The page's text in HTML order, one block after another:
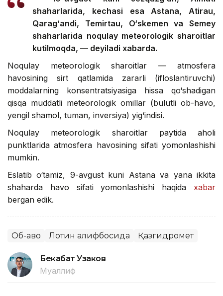
shaharlarida, kechasi esa Astana, Atirau,
Qarag‘andi, Temirtau, O‘skemen va Semey
shaharlarida noqulay meteorologik sharoitlar
kutilmoqda, — deyiladi xabarda.
Noqulay meteorologik sharoitlar — atmosfera
havosining sirt qatlamida zararli (ifloslantiruvchi)
moddalarning konsentratsiyasiga hissa qo‘shadigan
qisqa muddatli meteorologik omillar (bulutli ob-havo,
yengil shamol, tuman, inversiya) yig‘indisi.
Noqulay meteorologik sharoitlar paytida aholi
punktlarida atmosfera havosining sifati yomonlashishi
mumkin.
Eslatib o‘tamiz, 9-avgust kuni Astana va yana ikkita
shaharda havo sifati yomonlashishi haqida xabar
bergan edik.
Об-ҳаво Лотин алифбосида Қазгидромет
Бекабат Узаков
Муаллиф